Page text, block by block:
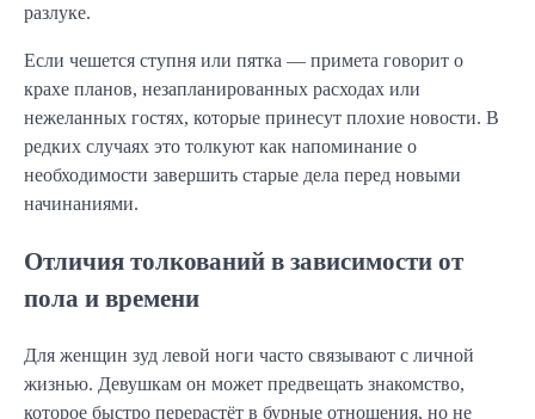
разлуке.
Если чешется ступня или пятка — примета говорит о
крахе планов, незапланированных расходах или
нежеланных гостях, которые принесут плохие новости. В
редких случаях это толкуют как напоминание о
необходимости завершить старые дела перед новыми
начинаниями.
Отличия толкований в зависимости от
пола и времени
Для женщин зуд левой ноги часто связывают с личной
жизнью. Девушкам он может предвещать знакомство,
которое быстро перерастёт в бурные отношения, но не